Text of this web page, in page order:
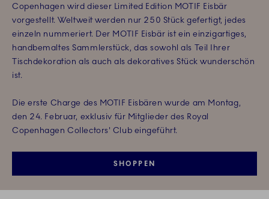
Copenhagen wird dieser Limited Edition MOTIF Eisbär
vorgestellt. Weltweit werden nur 250 Stück gefertigt, jedes
einzeln nummeriert. Der MOTIF Eisbär ist ein einzigartiges,
handbemaltes Sammlerstück, das sowohl als Teil Ihrer
Tischdekoration als auch als dekoratives Stück wunderschön
ist.
Die erste Charge des MOTIF Eisbären wurde am Montag,
den 24. Februar, exklusiv für Mitglieder des Royal
Copenhagen Collectors' Club eingeführt.
SHOPPEN